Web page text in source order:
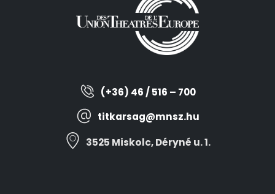
(+36) 46 / 516 – 700
titkarsag@mnsz.hu
3525 Miskolc, Déryné u. 1.